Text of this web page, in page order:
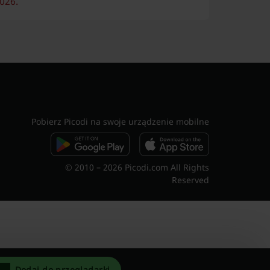
Pobierz Picodi na swoje urządzenie mobilne
© 2010 – 2026 Picodi.com All Rights
Reserved